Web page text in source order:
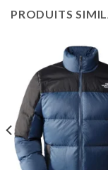
PRODUITS